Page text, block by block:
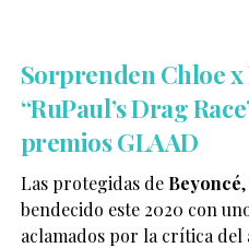
Sorprenden Chloe x
“RuPaul’s Drag
premios GLAAD
Las protegidas de Beyoncé,
bendecido este 2020 con
aclamados por la crítica del